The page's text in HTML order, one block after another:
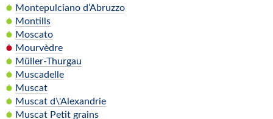
Montepulciano d’Abruzzo
Montills
Moscato
Mourvèdre
Müller-Thurgau
Muscadelle
Muscat
Muscat d\'Alexandrie
Muscat Petit grains